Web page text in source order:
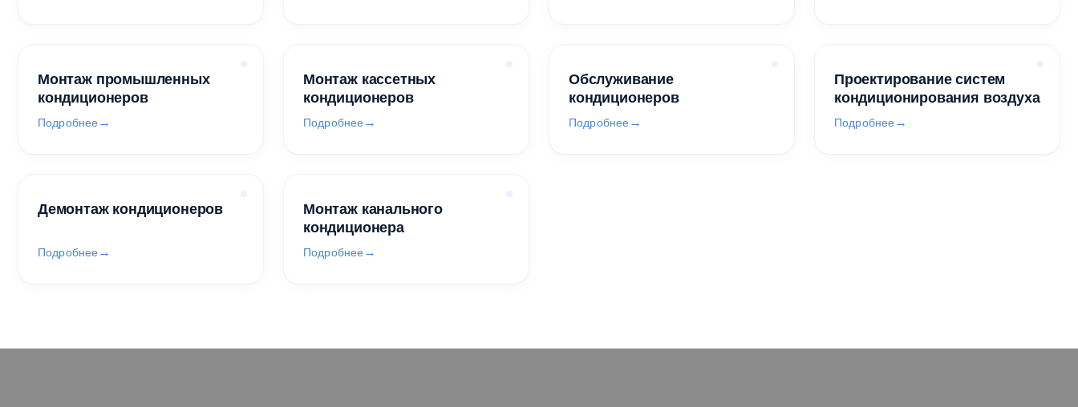
Монтаж промышленных
кондиционеров
Подробнее
Монтаж кассетных
кондиционеров
Подробнее
Обслуживание
кондиционеров
Подробнее
Проектирование систем
кондиционирования воздуха
Подробнее
Демонтаж кондиционеров
Подробнее
Монтаж канального
кондиционера
Подробнее